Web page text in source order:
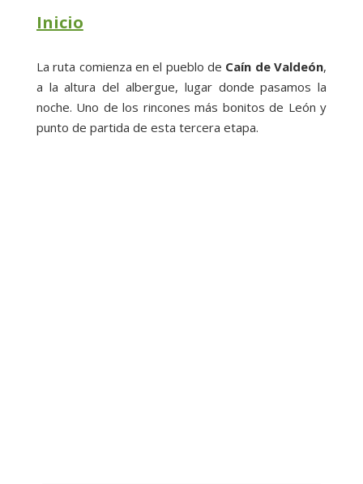
Inicio
La ruta comienza en el pueblo de Caín de Valdeón,
a la altura del albergue, lugar donde pasamos la
noche. Uno de los rincones más bonitos de León y
punto de partida de esta tercera etapa.